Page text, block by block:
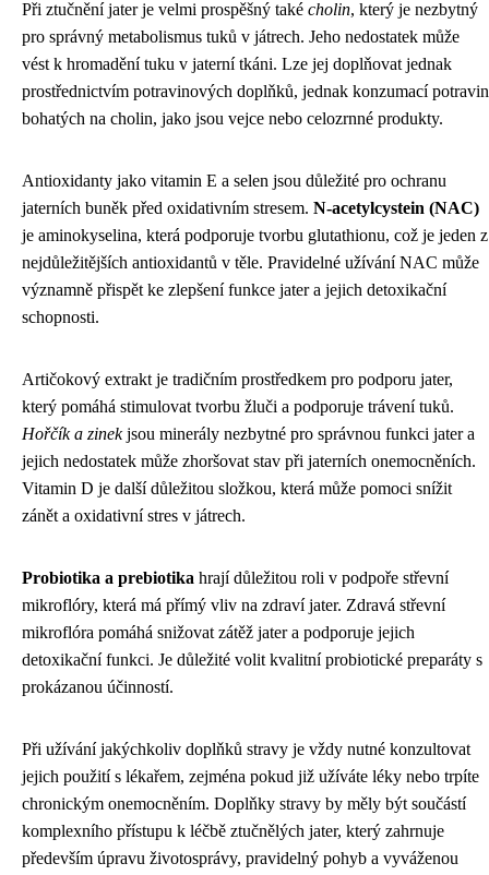
Při ztučnění jater je velmi prospěšný také cholin, který je nezbytný
pro správný metabolismus tuků v játrech. Jeho nedostatek může
vést k hromadění tuku v jaterní tkáni. Lze jej doplňovat jednak
prostřednictvím potravinových doplňků, jednak konzumací potravin
bohatých na cholin, jako jsou vejce nebo celozrnné produkty.
Antioxidanty jako vitamin E a selen jsou důležité pro ochranu
jaterních buněk před oxidativním stresem. N-acetylcystein (NAC)
je aminokyselina, která podporuje tvorbu glutathionu, což je jeden z
nejdůležitějších antioxidantů v těle. Pravidelné užívání NAC může
významně přispět ke zlepšení funkce jater a jejich detoxikační
schopnosti.
Artičokový extrakt je tradičním prostředkem pro podporu jater,
který pomáhá stimulovat tvorbu žluči a podporuje trávení tuků.
Hořčík a zinekjsou minerály nezbytné pro správnou funkci jater a
jejich nedostatek může zhoršovat stav při jaterních onemocněních.
Vitamin D je další důležitou složkou, která může pomoci snížit
zánět a oxidativní stres v játrech.
Probiotika a prebiotika hrají důležitou roli v podpoře střevní
mikroflóry, která má přímý vliv na zdraví jater. Zdravá střevní
mikroflóra pomáhá snižovat zátěž jater a podporuje jejich
detoxikační funkci. Je důležité volit kvalitní probiotické preparáty s
prokázanou účinností.
Při užívání jakýchkoliv doplňků stravy je vždy nutné konzultovat
jejich použití s lékařem, zejména pokud již užíváte léky nebo trpíte
chronickým onemocněním. Doplňky stravy by měly být součástí
komplexního přístupu k léčbě ztučnělých jater, který zahrnuje
především úpravu životosprávy, pravidelný pohyb a vyváženou